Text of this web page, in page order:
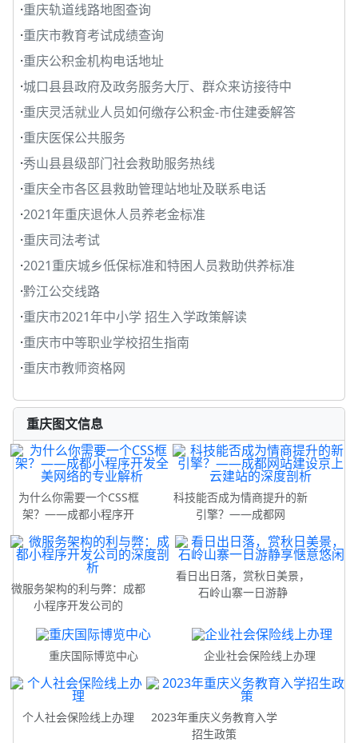
·重庆轨道线路地图查询
·重庆市教育考试成绩查询
·重庆公积金机构电话地址
·城口县县政府及政务服务大厅、群众来访接待中
·重庆灵活就业人员如何缴存公积金-市住建委解答
·重庆医保公共服务
·秀山县县级部门社会救助服务热线
·重庆全市各区县救助管理站地址及联系电话
·2021年重庆退休人员养老金标准
·重庆司法考试
·2021重庆城乡低保标准和特困人员救助供养标准
·黔江公交线路
·重庆市2021年中小学 招生入学政策解读
·重庆市中等职业学校招生指南
·重庆市教师资格网
重庆图文信息
为什么你需要一个CSS框
架？——成都小程序开
科技能否成为情商提升的新
引擎？——成都网
微服务架构的利与弊：成都
小程序开发公司的
看日出日落，赏秋日美景，
石岭山寨一日游静
重庆国际博览中心 企业社会保险线上办理
个人社会保险线上办理
2023年重庆义务教育入学
招生政策